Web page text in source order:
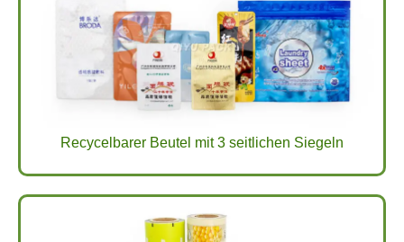
Recycelbarer Beutel mit 3 seitlichen Siegeln